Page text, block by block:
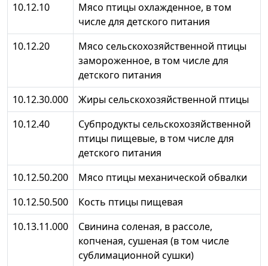
10.12.10
Мясо птицы охлажденное, в том
числе для детского питания
10.12.20
Мясо сельскохозяйственной птицы
замороженное, в том числе для
детского питания
10.12.30.000
Жиры сельскохозяйственной птицы
10.12.40
Субпродукты сельскохозяйственной
птицы пищевые, в том числе для
детского питания
10.12.50.200
Мясо птицы механической обвалки
10.12.50.500
Кость птицы пищевая
10.13.11.000
Свинина соленая, в рассоле,
копченая, сушеная (в том числе
сублимационной сушки)